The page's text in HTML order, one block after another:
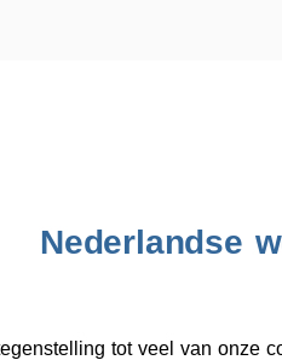
Nederlandse
tot veel van onze